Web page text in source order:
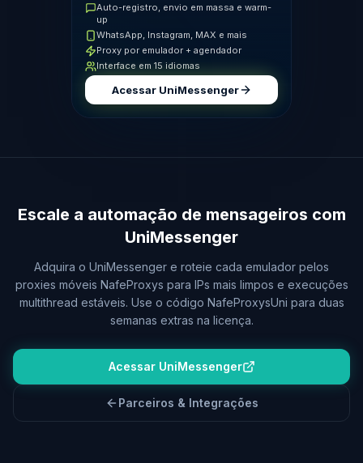
Auto-registro, envio em massa e warm-
up
WhatsApp, Instagram, MAX e mais
Proxy por emulador + agendador
Interface em 15 idiomas
Acessar UniMessenger
Escale a automação de mensageiros com
UniMessenger
Adquira o UniMessenger e roteie cada emulador pelos
proxies móveis NafeProxys para IPs mais limpos e execuções
multithread estáveis. Use o código NafeProxysUni para duas
semanas extras na licença.
Acessar UniMessenger
Parceiros & Integrações